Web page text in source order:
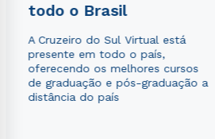
todo o Brasil
A Cruzeiro do Sul Virtual está
presente em todo o país,
oferecendo os melhores cursos
de graduação e pós-graduação a
distância do país